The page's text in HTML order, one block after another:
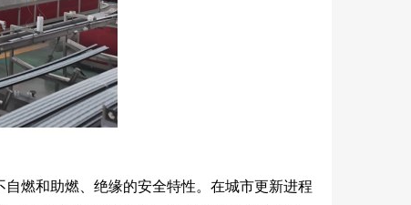
燃和助燃、绝缘的安全特性。在城市更新进程